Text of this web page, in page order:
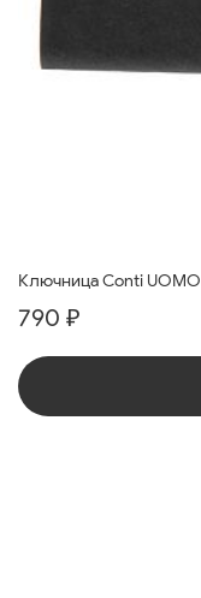
Ключница Conti UOMO
790 ₽